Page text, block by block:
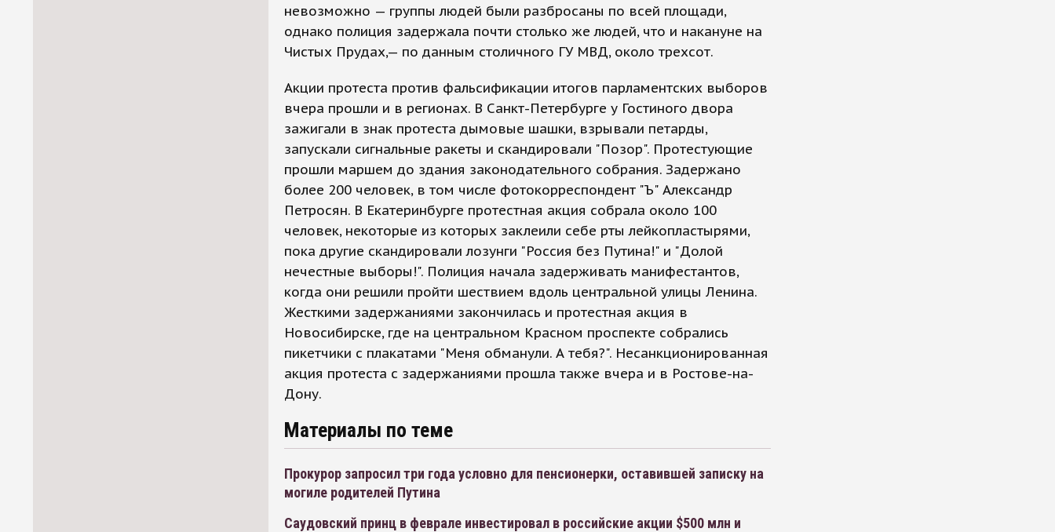
невозможно — группы людей были разбросаны по всей площади,
однако полиция задержала почти столько же людей, что и накануне на
Чистых Прудах,— по данным столичного ГУ МВД, около трехсот.
Акции протеста против фальсификации итогов парламентских выборов
вчера прошли и в регионах. В Санкт-Петербурге у Гостиного двора
зажигали в знак протеста дымовые шашки, взрывали петарды,
запускали сигнальные ракеты и скандировали "Позор". Протестующие
прошли маршем до здания законодательного собрания. Задержано
более 200 человек, в том числе фотокорреспондент "Ъ" Александр
Петросян. В Екатеринбурге протестная акция собрала около 100
человек, некоторые из которых заклеили себе рты лейкопластырями,
пока другие скандировали лозунги "Россия без Путина!" и "Долой
нечестные выборы!". Полиция начала задерживать манифестантов,
когда они решили пройти шествием вдоль центральной улицы Ленина.
Жесткими задержаниями закончилась и протестная акция в
Новосибирске, где на центральном Красном проспекте собрались
пикетчики с плакатами "Меня обманули. А тебя?". Несанкционированная
акция протеста с задержаниями прошла также вчера и в Ростове-на-
Дону.
Материалы по теме
Прокурор запросил три года условно для пенсионерки, оставившей записку на
могиле родителей Путина
Саудовский принц в феврале инвестировал в российские акции $500 млн и